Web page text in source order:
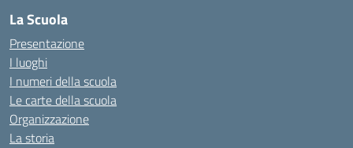
La Scuola
Presentazione
I luoghi
I numeri della scuola
Le carte della scuola
Organizzazione
La storia